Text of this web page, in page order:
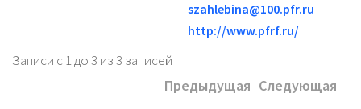
szahlebina@100.pfr.ru
http://www.pfrf.ru/
Записи с 1 до 3 из 3 записей
Предыдущая Следующая